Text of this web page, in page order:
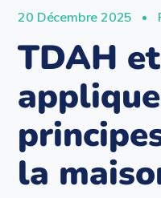
20 Décembre 2025
TDAH
la